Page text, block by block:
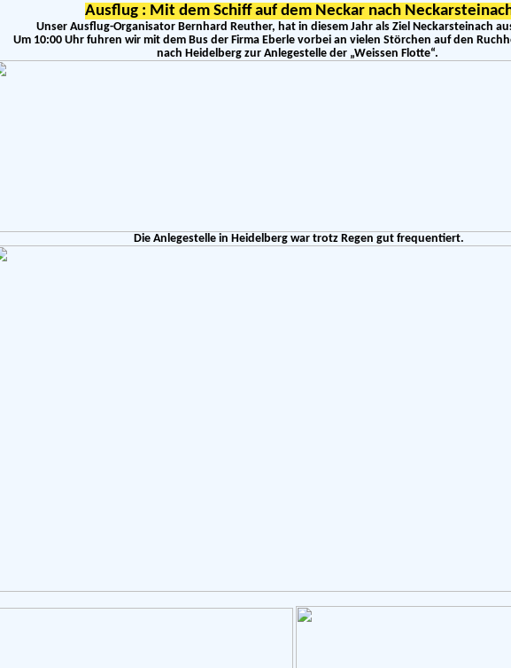
Ausflug : Mit dem Schiff auf dem Neckar nach
Unser Ausflug-Organisator Bernhard Reuther, hat in diesem Jahr als Ziel Neckarsteinach
Um 10:00 Uhr fuhren wir mit dem Bus der Firma Eberle vorbei an vielen Störchen auf den
nach Heidelberg zur Anlegestelle der „Weissen Flotte“.
Die Anlegestelle in Heidelberg war trotz Regen gut frequentiert.